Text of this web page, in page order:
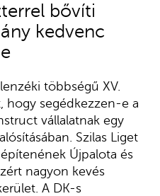
bővíti
kedvenc
többségű XV.
hogy segédkezzen-e a
vállalatnak egy
Szilas Liget
Újpalota és
nagyon kevés
A DK-s